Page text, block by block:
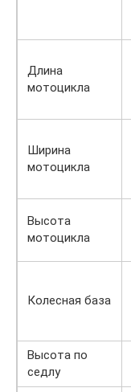
Длина
мотоцикла
Ширина
мотоцикла
Высота
мотоцикла
Колесная база
Высота по
седлу